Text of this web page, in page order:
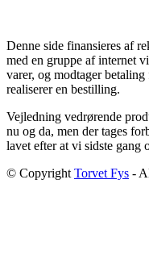
Denne side finansieres af
med en gruppe af internet
varer, og modtager
realiserer en bestilling.
Vejledning vedrørende
nu og da, men der tages
lavet efter at vi sidste gang
© Copyright Torvet Fys -